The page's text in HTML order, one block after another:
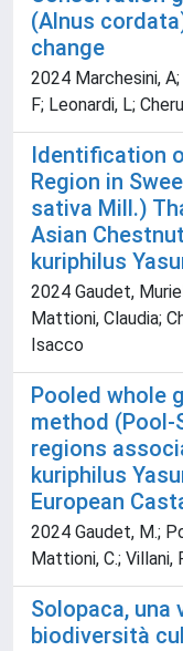
(Alnus
change
2024 Marchesini,
F; Leonardi, L;
Identification
Region in
sativa Mill.)
Asian
kuriphilus
2024 Gaudet,
Mattioni, Claudia;
Isacco
Pooled whole
method
regions
kuriphilus
European
2024 Gaudet, M.;
Mattioni, C.; Villani,
Solopaca, una
biodiversità